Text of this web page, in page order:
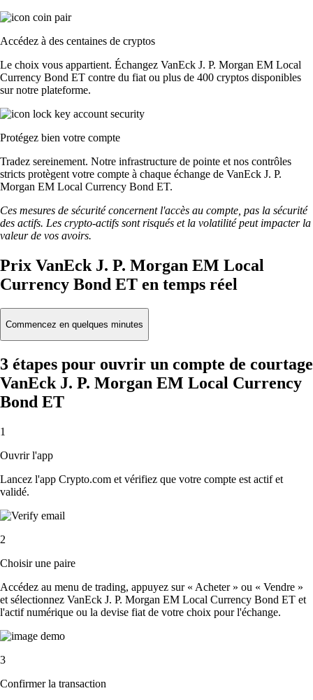
Accédez à des centaines de cryptos
Le choix vous appartient. Échangez VanEck J. P. Morgan EM Local
Currency Bond ET contre du fiat ou plus de 400 cryptos disponibles
sur notre plateforme.
Protégez bien votre compte
Tradez sereinement. Notre infrastructure de pointe et nos contrôles
stricts protègent votre compte à chaque échange de VanEck J. P.
Morgan EM Local Currency Bond ET.
Ces mesures de sécurité concernent l'accès au compte, pas la sécurité
des actifs. Les crypto-actifs sont risqués et la volatilité peut impacter la
valeur de vos avoirs.
Prix VanEck J. P. Morgan EM Local
Currency Bond ET en temps réel
Commencez en quelques minutes
3 étapes pour ouvrir un compte de courtage
VanEck J. P. Morgan EM Local Currency
Bond ET
1
Ouvrir l'app
Lancez l'app Crypto.com et vérifiez que votre compte est actif et
validé.
2
Choisir une paire
Accédez au menu de trading, appuyez sur « Acheter » ou « Vendre »
et sélectionnez VanEck J. P. Morgan EM Local Currency Bond ET et
l'actif numérique ou la devise fiat de votre choix pour l'échange.
3
Confirmer la transaction